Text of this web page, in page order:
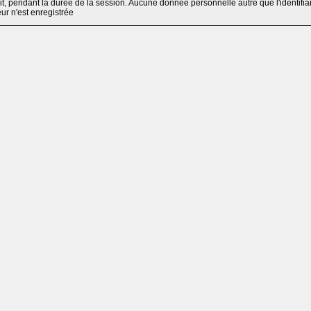
pendant la durée de la session. Aucune donnée personnelle autre que
n'est enregistrée